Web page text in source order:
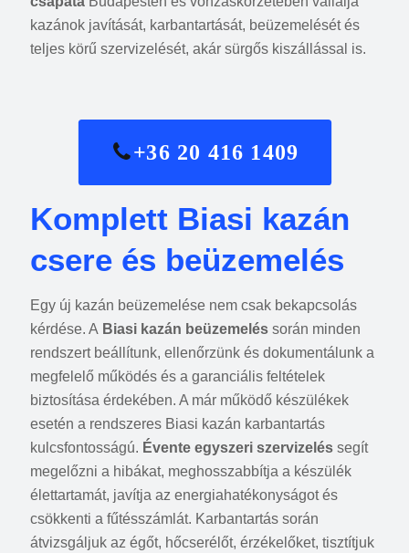
kazánok javítását, karbantartását, beüzemelését és
teljes körű szervizelését, akár sürgős kiszállással is.
+36 20 416 1409
Komplett Biasi kazán
csere és beüzemelés
Egy új kazán beüzemelése nem csak bekapcsolás
kérdése. A Biasi kazán beüzemelés során minden
rendszert beállítunk, ellenőrzünk és dokumentálunk a
megfelelő működés és a garanciális feltételek
biztosítása érdekében. A már működő készülékek
esetén a rendszeres Biasi kazán karbantartás
kulcsfontosságú. Évente egyszeri szervizelés segít
megelőzni a hibákat, meghosszabbítja a készülék
élettartamát, javítja az energiahatékonyságot és
csökkenti a fűtésszámlát. Karbantartás során
átvizsgáljuk az égőt, hőcserélőt, érzékelőket, tisztítjuk